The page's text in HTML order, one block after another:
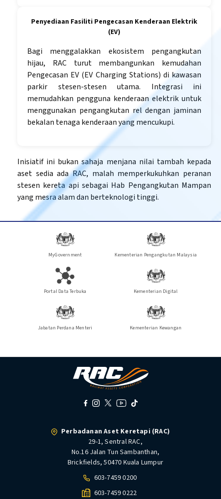
Penyediaan Fasiliti Pengecasan Kenderaan Elektrik
(EV)
Bagi menggalakkan ekosistem pengangkutan
hijau, RAC turut membangunkan kemudahan
Pengecasan EV (EV Charging Stations) di kawasan
parkir stesen-stesen utama. Integrasi ini
memudahkan pengguna kenderaan elektrik untuk
menggunakan pengangkutan rel dengan jaminan
bekalan tenaga kenderaan yang mencukupi.
Inisiatif ini bukan sahaja menjana nilai tambah kepada
aset sedia ada RAC, malah memperkukuhkan peranan
stesen kereta api sebagai Hab Pengangkutan Mampan
yang mesra alam dan berteknologi tinggi.
MyGovernment Kementerian Pengangkutan Malaysia
Portal Data Terbuka Kementerian Digital
Jabatan Perdana Menteri Kementerian Kewangan
Perbadanan Aset Keretapi (RAC)
29-1, Sentral RAC,
No.16 Jalan Tun Sambanthan,
Brickfields, 50470 Kuala Lumpur
603-7459 0200
603-7459 0222